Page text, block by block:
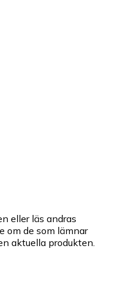
eller läs andras
om de som lämnar
aktuella produkten.